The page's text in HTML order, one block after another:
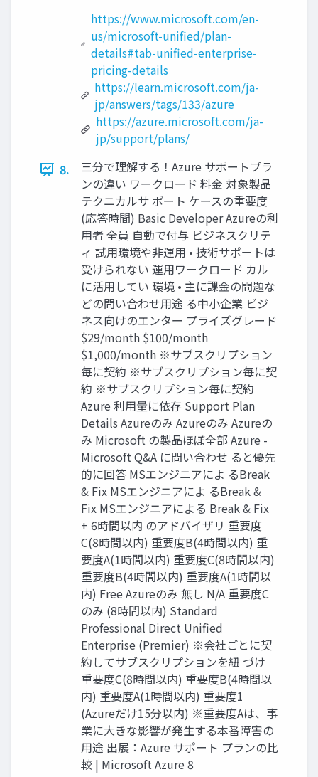
https://www.microsoft.com/en-
us/microsoft-unified/plan-
details#tab-unified-enterprise-
pricing-details
https://learn.microsoft.com/ja-
jp/answers/tags/133/azure
https://azure.microsoft.com/ja-
jp/support/plans/
8.
三分で理解する！Azure サポートプラ
ンの違い ワークロード 料金 対象製品
テクニカルサ ポート ケースの重要度
(応答時間) Basic Developer Azureの利
用者 全員 自動で付与 ビジネスクリテ
ィ 試用環境や非運用 • 技術サポートは
受けられない 運用ワークロード カル
に活用してい 環境 • 主に課金の問題な
どの問い合わせ用途 る中小企業 ビジ
ネス向けのエンター プライズグレード
$29/month $100/month
$1,000/month ※サブスクリプション
毎に契約 ※サブスクリプション毎に契
約 ※サブスクリプション毎に契約
Azure 利用量に依存 Support Plan
Details Azureのみ Azureのみ Azureの
み Microsoft の製品ほぼ全部 Azure -
Microsoft Q&A に問い合わせ ると優先
的に回答 MSエンジニアによ るBreak
& Fix MSエンジニアによ るBreak &
Fix MSエンジニアによる Break & Fix
+ 6時間以内 のアドバイザリ 重要度
C(8時間以内) 重要度B(4時間以内) 重
要度A(1時間以内) 重要度C(8時間以内)
重要度B(4時間以内) 重要度A(1時間以
内) Free Azureのみ 無し N/A 重要度C
のみ (8時間以内) Standard
Professional Direct Unified
Enterprise (Premier) ※会社ごとに契
約してサブスクリプションを紐 づけ
重要度C(8時間以内) 重要度B(4時間以
内) 重要度A(1時間以内) 重要度1
(Azureだけ15分以内) ※重要度Aは、事
業に大きな影響が発生する本番障害の
用途 出展：Azure サポート プランの比
較 | Microsoft Azure 8